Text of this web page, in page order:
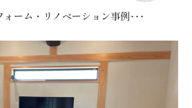
ォーム・リノベーション事例･･･